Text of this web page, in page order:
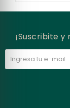
¡Suscribite